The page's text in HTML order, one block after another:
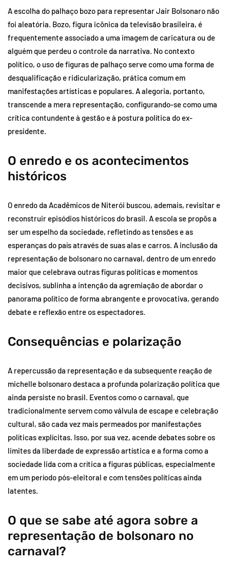
A escolha do palhaço bozo para representar Jair Bolsonaro não
foi aleatória. Bozo, figura icônica da televisão brasileira, é
frequentemente associado a uma imagem de caricatura ou de
alguém que perdeu o controle da narrativa. No contexto
político, o uso de figuras de palhaço serve como uma forma de
desqualificação e ridicularização, prática comum em
manifestações artísticas e populares. A alegoria, portanto,
transcende a mera representação, configurando-se como uma
crítica contundente à gestão e à postura política do ex-
presidente.
O enredo e os acontecimentos
históricos
O enredo da Acadêmicos de Niterói buscou, ademais, revisitar e
reconstruir episódios históricos do brasil. A escola se propôs a
ser um espelho da sociedade, refletindo as tensões e as
esperanças do país através de suas alas e carros. A inclusão da
representação de bolsonaro no carnaval, dentro de um enredo
maior que celebrava outras figuras políticas e momentos
decisivos, sublinha a intenção da agremiação de abordar o
panorama político de forma abrangente e provocativa, gerando
debate e reflexão entre os espectadores.
Consequências e polarização
A repercussão da representação e da subsequente reação de
michelle bolsonaro destaca a profunda polarização política que
ainda persiste no brasil. Eventos como o carnaval, que
tradicionalmente servem como válvula de escape e celebração
cultural, são cada vez mais permeados por manifestações
políticas explícitas. Isso, por sua vez, acende debates sobre os
limites da liberdade de expressão artística e a forma como a
sociedade lida com a crítica a figuras públicas, especialmente
em um período pós-eleitoral e com tensões políticas ainda
latentes.
O que se sabe até agora sobre a
representação de bolsonaro no
carnaval?